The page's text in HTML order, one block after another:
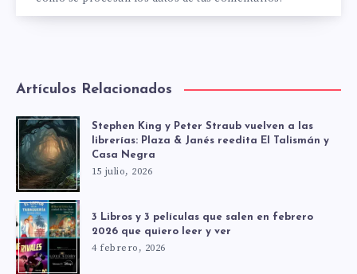
Artículos Relacionados
Stephen King y Peter Straub vuelven a las
librerías: Plaza & Janés reedita El Talismán y
Casa Negra
15 julio, 2026
3 Libros y 3 películas que salen en febrero
2026 que quiero leer y ver
4 febrero, 2026